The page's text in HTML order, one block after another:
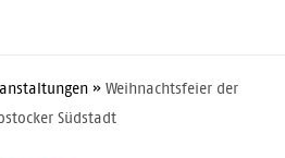
»Weihnachtsfeier der
Südstadt